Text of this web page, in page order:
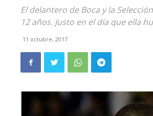
El delantero de Boca y la
12 años. Justo en el día que ella
11 octubre, 2017